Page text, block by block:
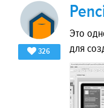
326
Это
для